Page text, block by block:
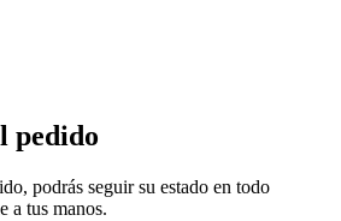
pedido
podrás seguir su estado en todo
a tus manos.